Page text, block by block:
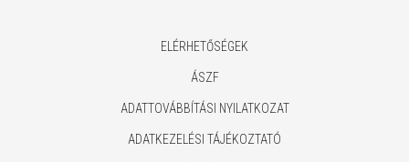
ELÉRHETŐSÉGEK
ÁSZF
ADATTOVÁBBÍTÁSI NYILATKOZAT
ADATKEZELÉSI TÁJÉKOZTATÓ